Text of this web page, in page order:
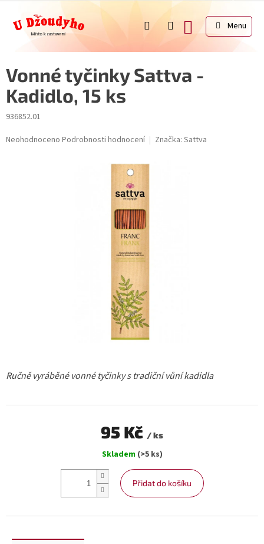
obsah
NÁKUPNÍ
KOŠÍK
Vonné tyčinky Sattva -
Kadidlo, 15 ks
936852.01
Průměrné
Neohodnoceno Podrobnosti hodnocení Značka: Sattva
Ručně vyráběné vonné tyčinky s tradiční vůní kadidla
95 Kč / ks
cena:
Skladem (>5 ks)
Přidat do košíku